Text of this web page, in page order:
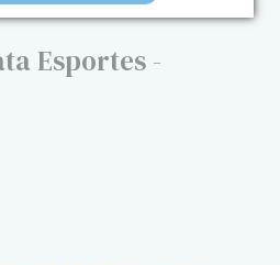
Esportes -